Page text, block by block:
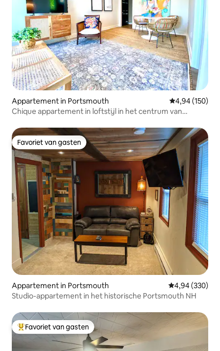
Appartement in Portsmouth Gemiddelde
4,94 (150)
Chique appartement in loftstijl in het centrum van
Favoriet van gasten
Favoriet van gasten
Appartement in Portsmouth Gemiddelde
4,94 (330)
Studio-appartement in het historische Portsmouth NH
Topfavoriet van gasten
Favoriet van gasten